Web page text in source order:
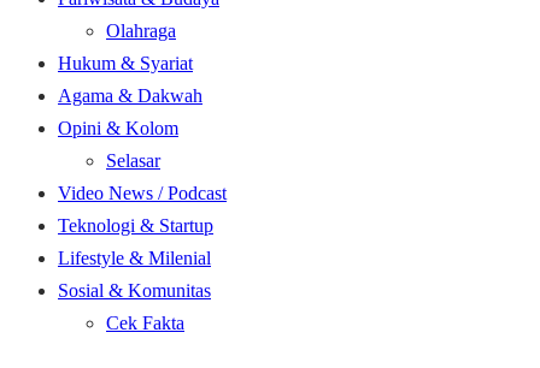
Olahraga
Hukum & Syariat
Agama & Dakwah
Opini & Kolom
Selasar
Video News / Podcast
Teknologi & Startup
Lifestyle & Milenial
Sosial & Komunitas
Cek Fakta